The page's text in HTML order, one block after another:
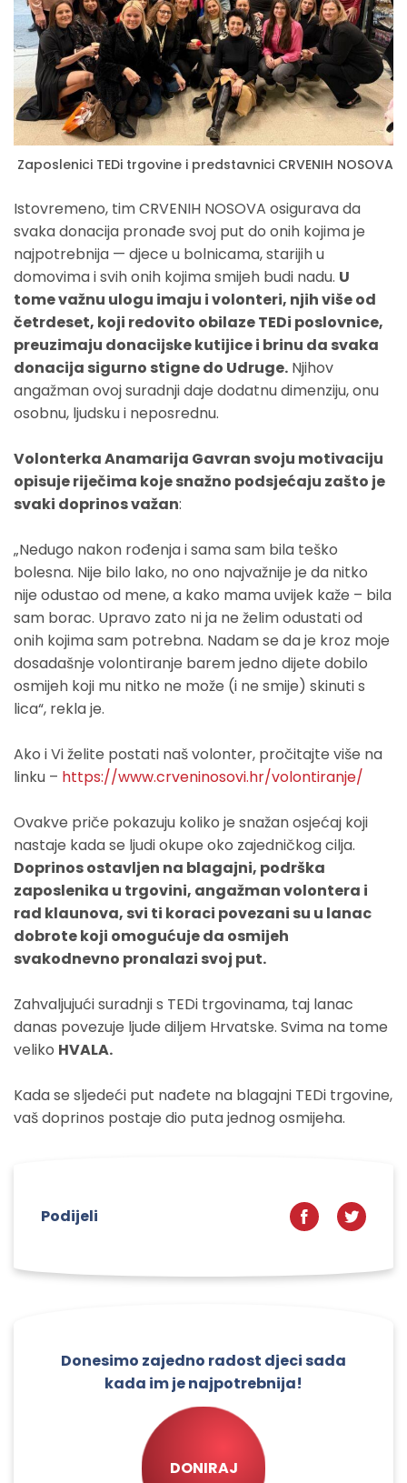
Zaposlenici TEDi trgovine i predstavnici CRVENIH NOSOVA
Istovremeno, tim CRVENIH NOSOVA osigurava da
svaka donacija pronađe svoj put do onih kojima je
najpotrebnija — djece u bolnicama, starijih u
domovima i svih onih kojima smijeh budi nadu. U
tome važnu ulogu imaju i volonteri, njih više od
četrdeset, koji redovito obilaze TEDi poslovnice,
preuzimaju donacijske kutijice i brinu da svaka
donacija sigurno stigne do Udruge. Njihov
angažman ovoj suradnji daje dodatnu dimenziju, onu
osobnu, ljudsku i neposrednu.
Volonterka Anamarija Gavran svoju motivaciju
opisuje riječima koje snažno podsjećaju zašto je
svaki doprinos važan:
„Nedugo nakon rođenja i sama sam bila teško
bolesna. Nije bilo lako, no ono najvažnije je da nitko
nije odustao od mene, a kako mama uvijek kaže – bila
sam borac. Upravo zato ni ja ne želim odustati od
onih kojima sam potrebna. Nadam se da je kroz moje
dosadašnje volontiranje barem jedno dijete dobilo
osmijeh koji mu nitko ne može (i ne smije) skinuti s
lica“, rekla je.
Ako i Vi želite postati naš volonter, pročitajte više na
linku – https://www.crveninosovi.hr/volontiranje/
Ovakve priče pokazuju koliko je snažan osjećaj koji
nastaje kada se ljudi okupe oko zajedničkog cilja.
Doprinos ostavljen na blagajni, podrška
zaposlenika u trgovini, angažman volontera i
rad klaunova, svi ti koraci povezani su u lanac
dobrote koji omogućuje da osmijeh
svakodnevno pronalazi svoj put.
Zahvaljujući suradnji s TEDi trgovinama, taj lanac
danas povezuje ljude diljem Hrvatske. Svima na tome
veliko HVALA.
Kada se sljedeći put nađete na blagajni TEDi trgovine,
vaš doprinos postaje dio puta jednog osmijeha.
Podijeli
Donesimo zajedno radost djeci sada
kada im je najpotrebnija!
DONIRAJ